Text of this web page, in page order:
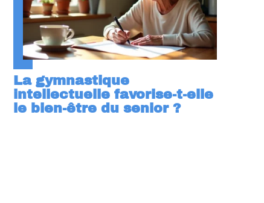
La gymnastique
intellectuelle favorise-t-elle
le bien-être du senior ?